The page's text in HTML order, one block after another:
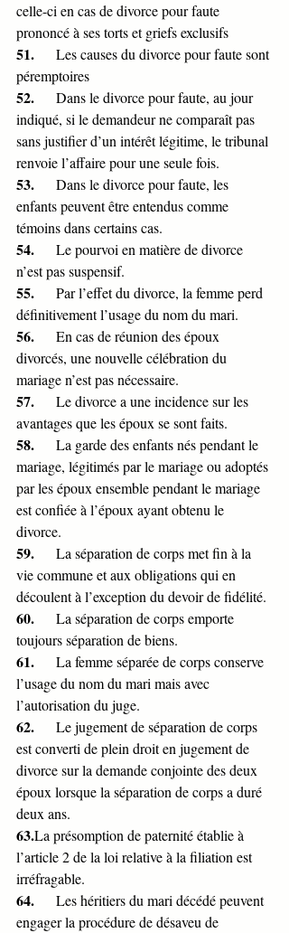
celle-ci en cas de divorce pour faute
prononcé à ses torts et griefs exclusifs
51. Les causes du divorce pour faute sont
péremptoires
52. Dans le divorce pour faute, au jour
indiqué, si le demandeur ne comparaît pas
sans justifier d’un intérêt légitime, le tribunal
renvoie l’affaire pour une seule fois.
53. Dans le divorce pour faute, les
enfants peuvent être entendus comme
témoins dans certains cas.
54. Le pourvoi en matière de divorce
n’est pas suspensif.
55. Par l’effet du divorce, la femme perd
définitivement l’usage du nom du mari.
56. En cas de réunion des époux
divorcés, une nouvelle célébration du
mariage n’est pas nécessaire.
57. Le divorce a une incidence sur les
avantages que les époux se sont faits.
58. La garde des enfants nés pendant le
mariage, légitimés par le mariage ou adoptés
par les époux ensemble pendant le mariage
est confiée à l’époux ayant obtenu le
divorce.
59. La séparation de corps met fin à la
vie commune et aux obligations qui en
découlent à l’exception du devoir de fidélité.
60. La séparation de corps emporte
toujours séparation de biens.
61. La femme séparée de corps conserve
l’usage du nom du mari mais avec
l’autorisation du juge.
62. Le jugement de séparation de corps
est converti de plein droit en jugement de
divorce sur la demande conjointe des deux
époux lorsque la séparation de corps a duré
deux ans.
63.La présomption de paternité établie à
l’article 2 de la loi relative à la filiation est
irréfragable.
64. Les héritiers du mari décédé peuvent
engager la procédure de désaveu de